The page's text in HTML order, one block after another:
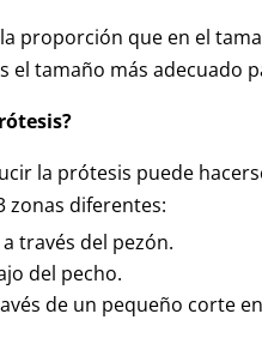
proporción que en el
el tamaño más adecuado
la prótesis puede
zonas diferentes:
través del pezón.
del pecho.
de un pequeño corte